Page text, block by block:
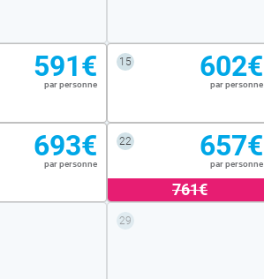
591€
par personne
15 602€
par personne
693€
par personne
22 657€
par personne
761€
29